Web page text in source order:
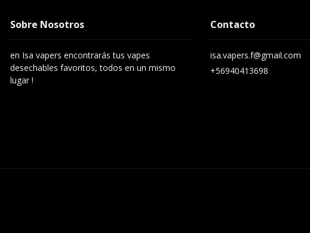
Sobre Nosotros
en Isa vapers encontrarás tus vapes
desechables favoritos, todos en un mismo
lugar !
Contacto
isa.vapers.f@gmail.com
+56940413698